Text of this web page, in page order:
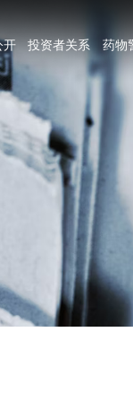
开 投资者关系 药物